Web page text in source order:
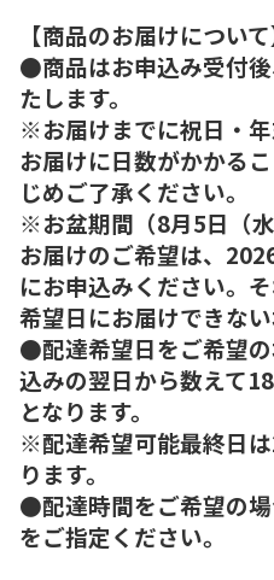
【商品のお届けについて
●商品はお申込み受付
たします。
※お届けまでに祝日・年
お届けに日数がかかる
じめご了承ください。
※お盆期間（8月5日（
お届けのご希望は、
にお申込みください。
希望日にお届けできない
●配達希望日をご希望
込みの翌日から数えて
となります。
※配達希望可能最終日
ります。
●配達時間をご希望の
をご指定ください。